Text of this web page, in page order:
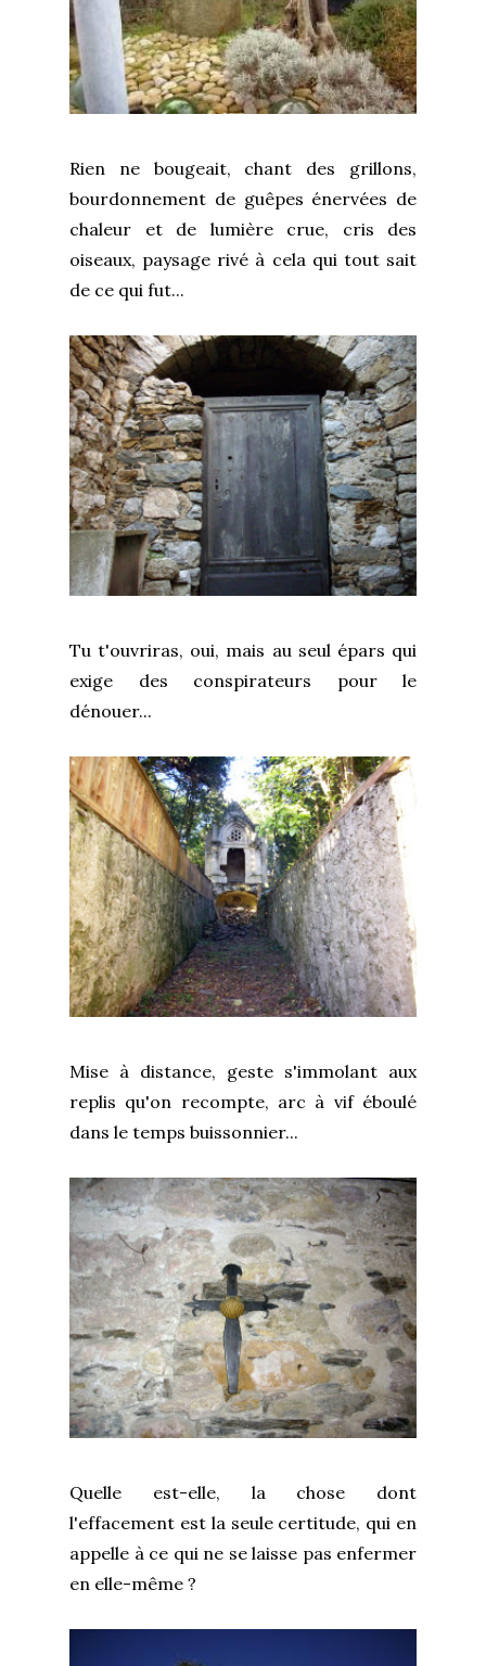
Rien ne bougeait, chant des grillons,
bourdonnement de guêpes énervées de
chaleur et de lumière crue, cris des
oiseaux, paysage rivé à cela qui tout sait
de ce qui fut...
Tu t'ouvriras, oui, mais au seul épars qui
exige des conspirateurs pour le
dénouer...
Mise à distance, geste s'immolant aux
replis qu'on recompte, arc à vif éboulé
dans le temps buissonnier...
Quelle est-elle, la chose dont
l'effacement est la seule certitude, qui en
appelle à ce qui ne se laisse pas enfermer
en elle-même ?